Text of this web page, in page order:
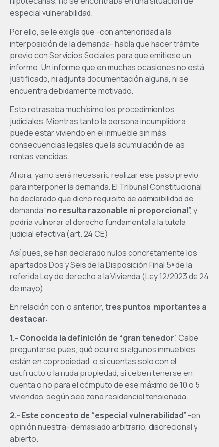
especial vulnerabilidad.
Por ello, se le exigía que -con anterioridad a la
interposición de la demanda- había que hacer trámite
previo con Servicios Sociales para que emitiese un
informe. Un informe que en muchas ocasiones no está
justificado, ni adjunta documentación alguna, ni se
encuentra debidamente motivado.
Esto retrasaba muchísimo los procedimientos
judiciales. Mientras tanto la persona incumplidora
puede estar viviendo en el inmueble sin más
consecuencias legales que la acumulación de las
rentas vencidas.
Ahora, ya no será necesario realizar ese paso previo
para interponer la demanda. El Tribunal Constitucional
ha declarado que dicho requisito de admisibilidad de
demanda “no resulta razonable ni proporcional”, y
podría vulnerar el derecho fundamental a la tutela
judicial efectiva (art. 24 CE)
Así pues, se han declarado nulos concretamente los
apartados Dos y Seis de la Disposición Final 5ª de la
referida Ley de derecho a la Vivienda (Ley 12/2023 de 24
de mayo).
En relación con lo anterior, tres puntos importantes a
destacar:
1.- Conocida la definición de “gran tenedor”. Cabe
preguntarse pues, qué ocurre si algunos inmuebles
están en copropiedad, o si cuentas solo con el
usufructo o la nuda propiedad, si deben tenerse en
cuenta o no para el cómputo de ese máximo de 10 o 5
viviendas, según sea zona residencial tensionada.
2.- Este concepto de “especial vulnerabilidad” -en
opinión nuestra- demasiado arbitrario, discrecional y
abierto.